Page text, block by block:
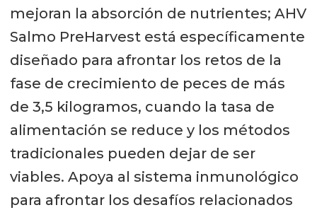
mejoran la absorción de nutrientes; AHV
Salmo PreHarvest está específicamente
diseñado para afrontar los retos de la
fase de crecimiento de peces de más
de 3,5 kilogramos, cuando la tasa de
alimentación se reduce y los métodos
tradicionales pueden dejar de ser
viables. Apoya al sistema inmunológico
para afrontar los desafíos relacionados